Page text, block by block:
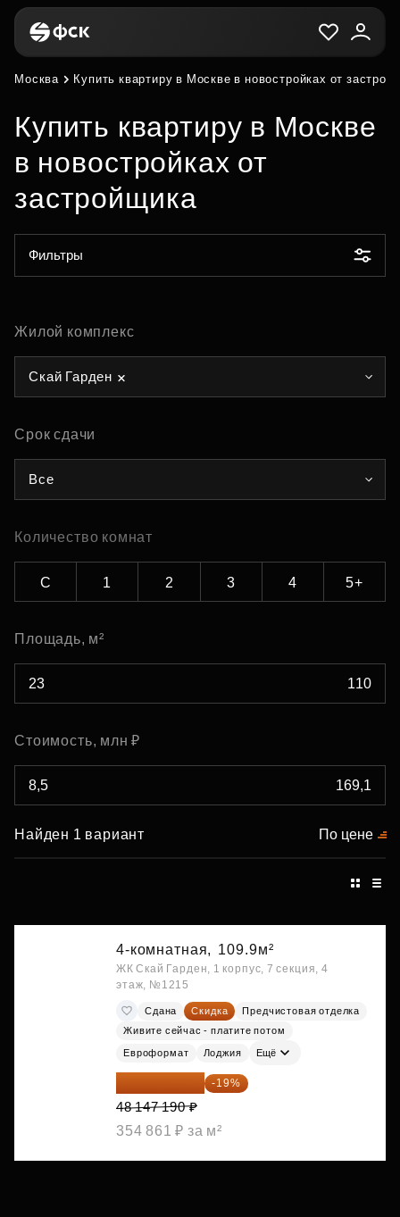
Москва Купить квартиру в Москве в новостройках от
Купить квартиру в Москве
в новостройках от
застройщика
Фильтры
Жилой комплекс
Скай Гарден
Срок сдачи
Все
Количество комнат
С 1 2 3 4 5+
Площадь, м²
Стоимость, млн ₽
Найден 1 вариант По цене
4-комнатная, 109.9м²
ЖК Скай Гарден, 1 корпус, 7 секция, 4
этаж, №1215
Сдана Скидка
Предчистовая отделка
Живите сейчас - платите потом
Евроформат Лоджия Ещё
38 999 224 ₽ -19%
48 147 190 ₽
354 861 ₽ за м²